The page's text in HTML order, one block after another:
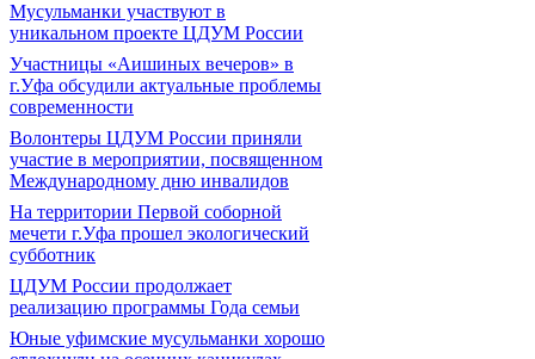
Мусульманки участвуют в
уникальном проекте ЦДУМ России
Участницы «Аишиных вечеров» в
г.Уфа обсудили актуальные проблемы
современности
Волонтеры ЦДУМ России приняли
участие в мероприятии, посвященном
Международному дню инвалидов
На территории Первой соборной
мечети г.Уфа прошел экологический
субботник
ЦДУМ России продолжает
реализацию программы Года семьи
Юные уфимские мусульманки хорошо